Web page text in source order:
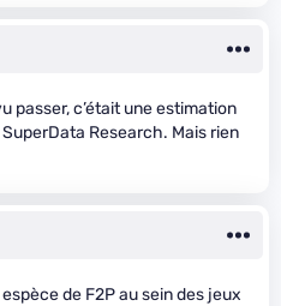
passer, c’était une estimation
Research. Mais rien
de F2P au sein des jeux